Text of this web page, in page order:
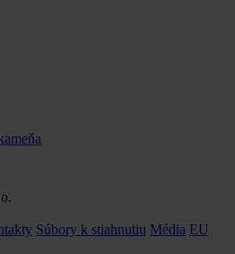
Súbory k stiahnutiu Média EU